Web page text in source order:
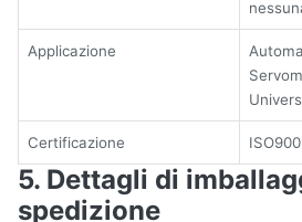
Applicazione
Certificazione
5. Dettagli di
spedizione